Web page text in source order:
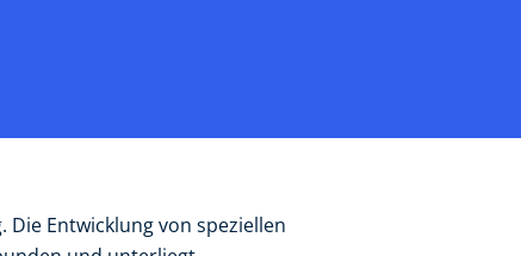
Entwicklung von speziellen